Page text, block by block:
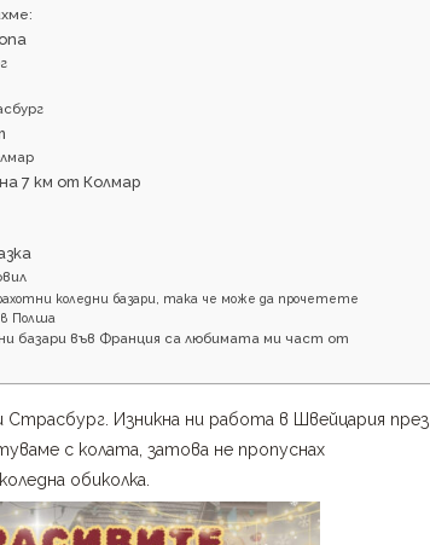
7 км от Колмар
коледни базари, така че може да прочетете
Полша
базари във Франция са любимата ми част от
Изникна ни работа в Швейцария през
с колата, затова не пропуснах
обиколка.